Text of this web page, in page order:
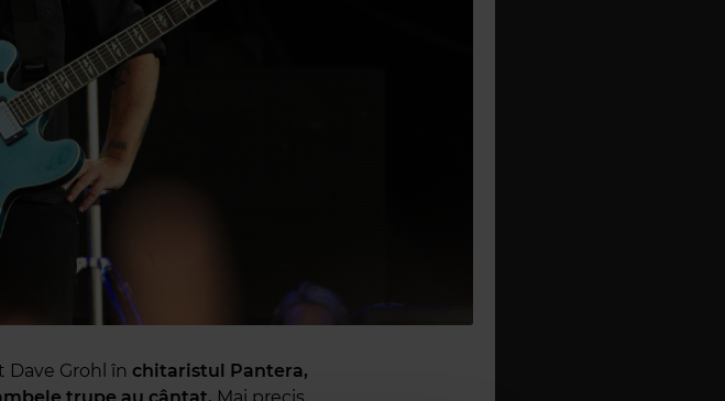
Dave Grohl în chitaristul Pantera,